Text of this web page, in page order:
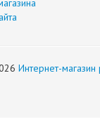
Интернет-